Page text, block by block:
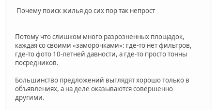
Почему поиск жилья до сих пор так непрост
Потому что слишком много разрозненных площадок,
каждая со своими «заморочками»: где-то нет фильтров,
где-то фото 10-летней давности, а где-то просто тонны
посредников.
Большинство предложений выглядят хорошо только в
объявлениях, а на деле оказываются совершенно
другими.